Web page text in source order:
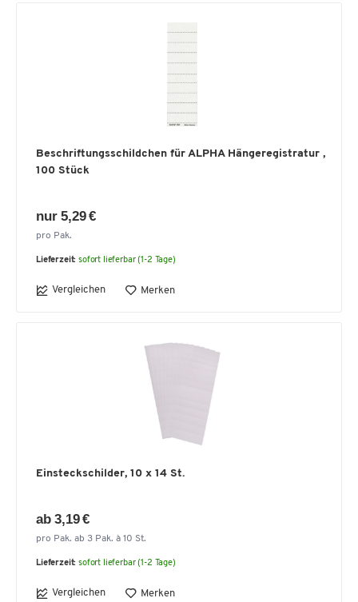
Beschriftungsschildchen für ALPHA Hängeregistratur ,
100 Stück
nur 5,29 €
pro Pak.
Lieferzeit: sofort lieferbar (1-2 Tage)
Vergleichen Merken
Einsteckschilder, 10 x 14 St.
ab 3,19 €
pro Pak. ab 3 Pak. à 10 St.
Lieferzeit: sofort lieferbar (1-2 Tage)
Vergleichen Merken